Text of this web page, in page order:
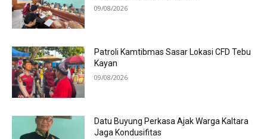
09/08/2026
Patroli Kamtibmas Sasar Lokasi CFD Tebu
Kayan
09/08/2026
Datu Buyung Perkasa Ajak Warga Kaltara
Jaga Kondusifitas